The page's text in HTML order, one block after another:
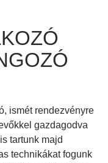
ismét rendezvényre
gazdagodva
tartunk majd
technikákat fogunk